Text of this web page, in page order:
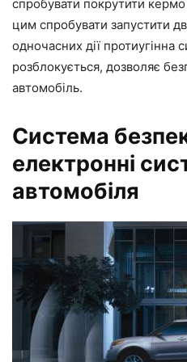
спробувати покрутити
цим спробувати запустити
одночасних дії протиугінна
розблокується, дозволяє
автомобіль.
Система
електронні
автомобіля